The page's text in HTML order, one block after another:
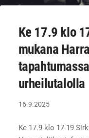
Ke 17.9 klo
mukana
urheilutalolla
16.9.2025
Ke 17.9 klo 17-19